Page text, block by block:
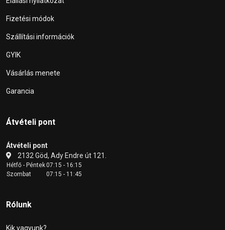
Fizetési módok
Szállítási információk
GYIK
Vásárlás menete
Garancia
Átvételi pont
Átvételi pont
2132 Göd, Ady Endre út 121.
Hétfő - Péntek07:15 - 16:15
Szombat
07:15 - 11:45
Rólunk
Kik vagyunk?